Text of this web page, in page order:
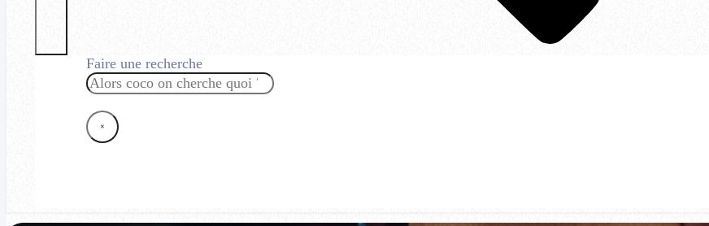
Faire une recherche
Rechercher
×